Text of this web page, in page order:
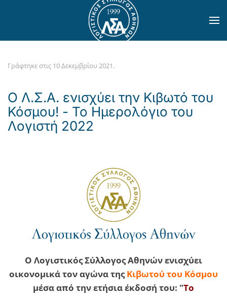
Skip to main content
Γράφτηκε στις 10 Δεκεμβρίου 2021.
Ο Λ.Σ.Α. ενισχύει την Κιβωτό του
Κόσμου! - Το Ημερολόγιο του
Λογιστή 2022
Ο Λογιστικός Σύλλογος Αθηνών ενισχύει
οικονομικά τον αγώνα τηςΚιβωτού του Κόσμου
μέσα από την ετήσια έκδοσή του: "Το